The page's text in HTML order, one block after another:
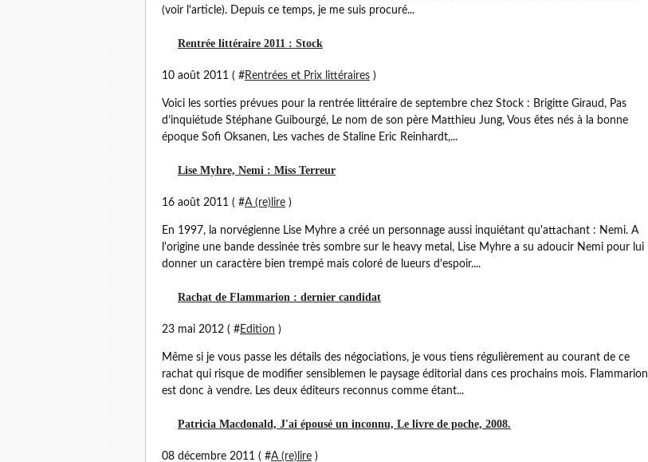
(voir l'article). Depuis ce temps, je me suis procuré...
Rentrée littéraire 2011 : Stock
10 août 2011 ( #Rentrées et Prix littéraires )
Voici les sorties prévues pour la rentrée littéraire de septembre chez Stock : Brigitte Giraud, Pas
d’inquiétude Stéphane Guibourgé, Le nom de son père Matthieu Jung, Vous êtes nés à la bonne
époque Sofi Oksanen, Les vaches de Staline Eric Reinhardt,...
Lise Myhre, Nemi : Miss Terreur
16 août 2011 ( #A (re)lire )
En 1997, la norvégienne Lise Myhre a créé un personnage aussi inquiétant qu'attachant : Nemi. A
l'origine une bande dessinée très sombre sur le heavy metal, Lise Myhre a su adoucir Nemi pour lui
donner un caractère bien trempé mais coloré de lueurs d'espoir....
Rachat de Flammarion : dernier candidat
23 mai 2012 ( #Edition )
Même si je vous passe les détails des négociations, je vous tiens régulièrement au courant de ce
rachat qui risque de modifier sensiblemen le paysage éditorial dans ces prochains mois. Flammarion
est donc à vendre. Les deux éditeurs reconnus comme étant...
Patricia Macdonald, J'ai épousé un inconnu, Le livre de poche, 2008.
08 décembre 2011 ( #A (re)lire )